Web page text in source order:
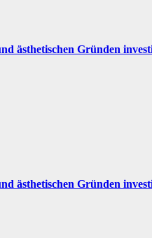
ästhetischen Gründen
ästhetischen Gründen